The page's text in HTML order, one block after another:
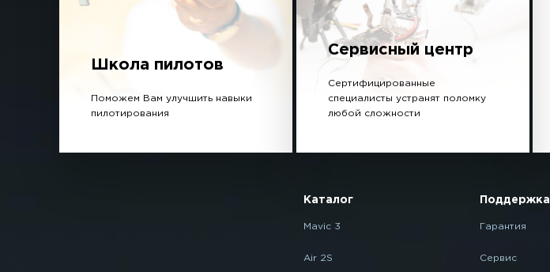
Школа пилотов
Поможем Вам улучшить навыки
пилотирования
Сервисный центр
Сертифицированные
специалисты устранят поломку
любой сложности
Каталог
Mavic 3
Air 2S
Поддержка
Гарантия
Сервис